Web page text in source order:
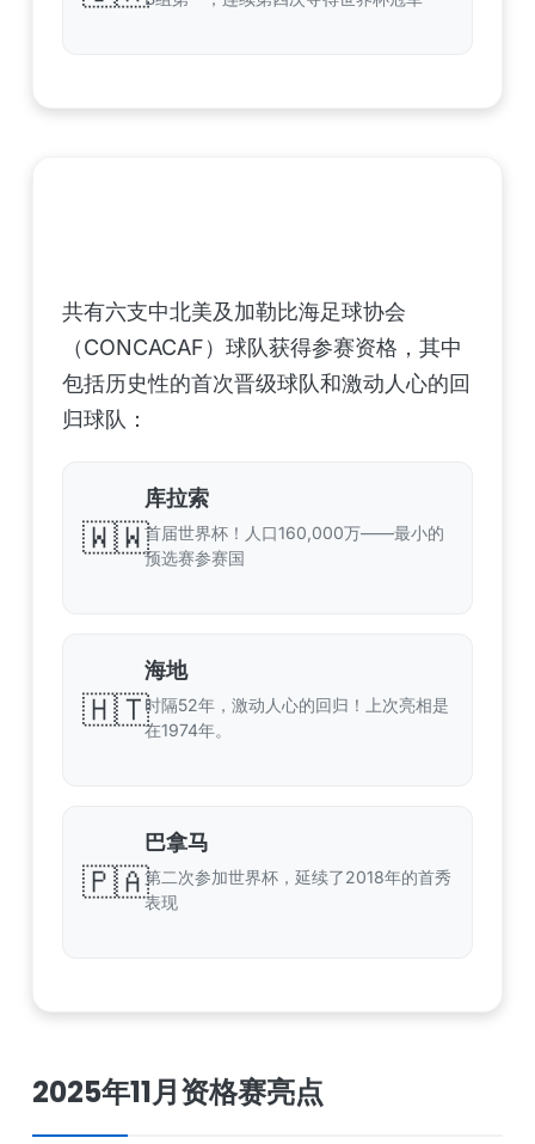
共有六支中北美及加勒比海足球协会
（CONCACAF）球队获得参赛资格，其中
包括历史性的首次晋级球队和激动人心的回
归球队：
🇼🇼
库拉索
首届世界杯！人口160,000万——最小的
预选赛参赛国
🇭🇹
海地
时隔52年，激动人心的回归！上次亮相是
在1974年。
🇵🇦
巴拿马
第二次参加世界杯，延续了2018年的首秀
表现
2025年11月资格赛亮点